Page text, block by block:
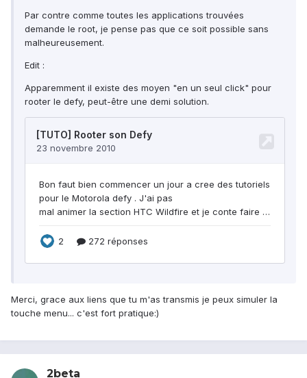
Par contre comme toutes les applications trouvées
demande le root, je pense pas que ce soit possible sans
malheureusement.
Edit :
Apparemment il existe des moyen "en un seul click" pour
rooter le defy, peut-être une demi solution.
Merci, grace aux liens que tu m'as transmis je peux simuler la
touche menu... c'est fort pratique:)
2beta